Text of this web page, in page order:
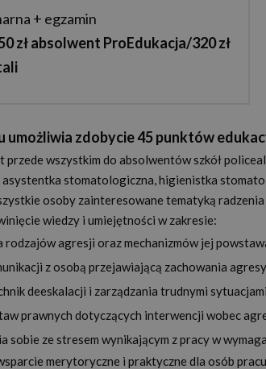
+ egzamin
zł absolwent ProEdukacja/320 zł
umożliwia zdobycie 45 punktów
przede wszystkim do absolwentów szkół
stomatologiczna, higienistka
osoby zainteresowane tematyką
wiedzy i umiejętności w zakresie:
rodzajów agresji oraz mechanizmów jej
z osobą przejawiającą zachowania
deeskalacji i zarządzania trudnymi
prawnych dotyczących interwencji wobec
sobie ze stresem wynikającym z pracy w
merytoryczne i praktyczne dla osób